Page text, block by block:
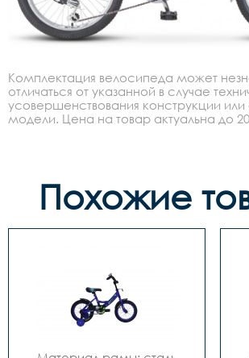
Комплектация велосипеда может
отличаться от указанной в случае
усовершенствования конструкции или
модели. Цена на товар актуальна до
Похожие